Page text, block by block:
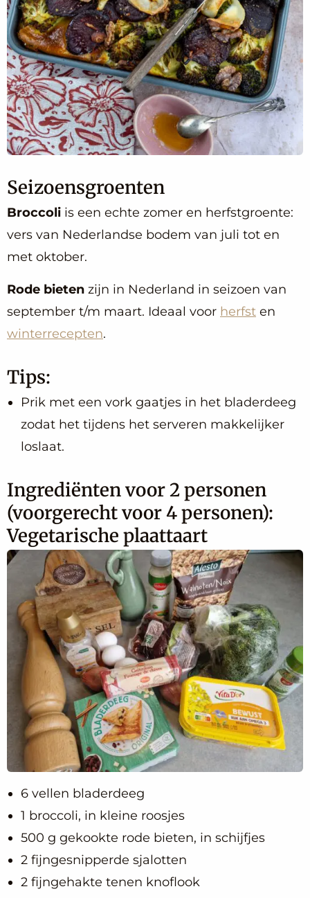
Seizoensgroenten
Broccoli is een echte zomer en herfstgroente:
vers van Nederlandse bodem van juli tot en
met oktober.
Rode bieten zijn in Nederland in seizoen van
september t/m maart. Ideaal voor herfst en
winterrecepten.
Tips:
Prik met een vork gaatjes in het bladerdeeg
zodat het tijdens het serveren makkelijker
loslaat.
Ingrediënten voor 2 personen
(voorgerecht voor 4 personen):
Vegetarische plaattaart
6 vellen bladerdeeg
1 broccoli, in kleine roosjes
500 g gekookte rode bieten, in schijfjes
2 fijngesnipperde sjalotten
2 fijngehakte tenen knoflook